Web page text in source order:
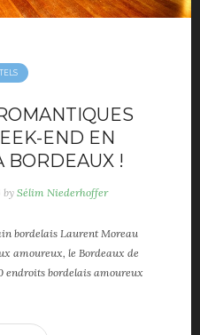
END EN
BORDEAUX !
by Sélim Niederhoffer
bordelais Laurent Moreau
amoureux, le Bordeaux de
endroits bordelais amoureux